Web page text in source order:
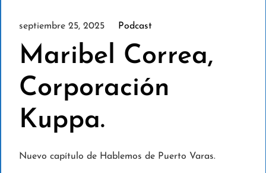
septiembre 25, 2025 Podcast
Maribel Correa,
Corporación
Kuppa.
Nuevo capítulo de Hablemos de Puerto Varas.